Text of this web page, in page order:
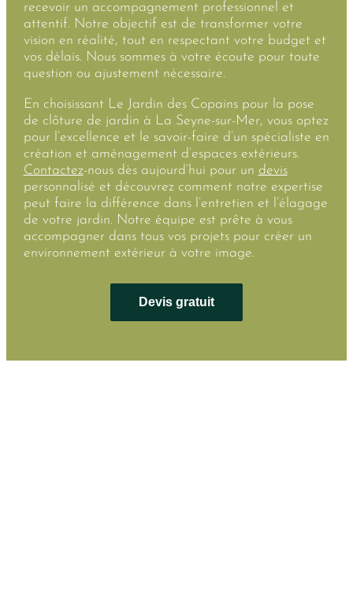
recevoir un accompagnement professionnel et
attentif. Notre objectif est de transformer votre
vision en réalité, tout en respectant votre budget et
vos délais. Nous sommes à votre écoute pour toute
question ou ajustement nécessaire.
En choisissant Le Jardin des Copains pour la pose
de clôture de jardin à La Seyne-sur-Mer, vous optez
pour l’excellence et le savoir-faire d’un spécialiste en
création et aménagement d’espaces extérieurs.
Contactez-nous dès aujourd’hui pour un devis
personnalisé et découvrez comment notre expertise
peut faire la différence dans l’entretien et l’élagage
de votre jardin. Notre équipe est prête à vous
accompagner dans tous vos projets pour créer un
environnement extérieur à votre image.
Devis gratuit